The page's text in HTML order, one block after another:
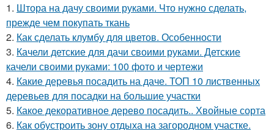
1. Штора на дачу своими руками. Что нужно сделать,
прежде чем покупать ткань
2. Как сделать клумбу для цветов. Особенности
3. Качели детские для дачи своими руками. Детские
качели своими руками: 100 фото и чертежи
4. Какие деревья посадить на даче. ТОП 10 лиственных
деревьев для посадки на большие участки
5. Какое декоративное дерево посадить.. Хвойные сорта
6. Как обустроить зону отдыха на загородном участке.